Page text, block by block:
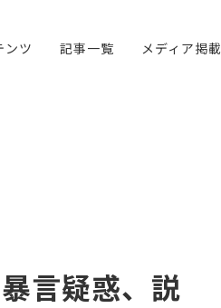
ンツ 記事一覧 メディア掲載
言疑惑、説